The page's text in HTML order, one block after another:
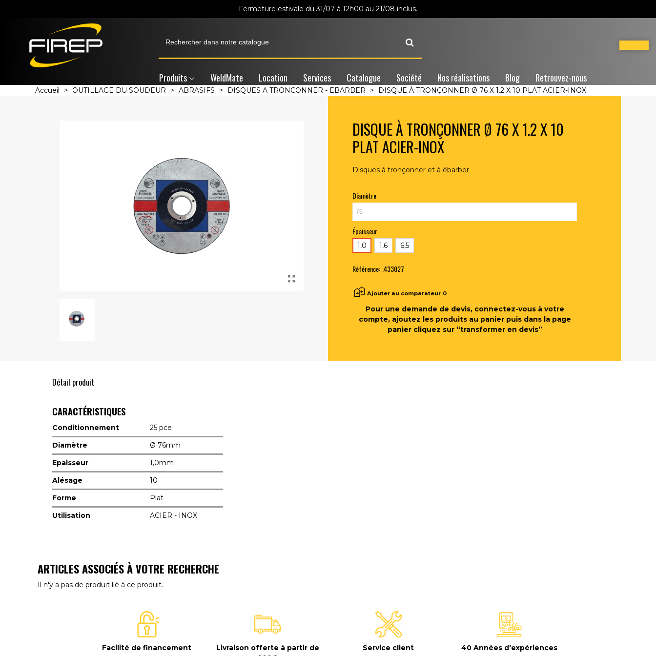
Fermeture estivale du 31/07 à 12h00 au 21/08 inclus.
Produits WeldMate Location Services Catalogue Société Nos réalisations Blog Retrouvez-nous
Accueil > OUTILLAGE DU SOUDEUR > ABRASIFS > DISQUES A TRONCONNER - EBARBER > DISQUE À TRONÇONNER Ø 76 X 1.2 X 10 PLAT ACIER-INOX
DISQUE À TRONÇONNER Ø 76 X 1.2 X 10
PLAT ACIER-INOX
Disques à tronçonner et à ébarber
Diamètre
Épaisseur
1,0 1,6 6,5
Référence: .433027
Ajouter au comparateur 0
Pour une demande de devis, connectez-vous à votre
compte, ajoutez les produits au panier puis dans la page
panier cliquez sur “transformer en devis”
Détail produit
CARACTÉRISTIQUES
Conditionnement
25 pce
Diamètre
Ø 76mm
Epaisseur
1,0mm
Alésage
10
Forme
Plat
Utilisation
ACIER - INOX
ARTICLES ASSOCIÉS À VOTRE RECHERCHE
Il n'y a pas de produit lié à ce produit.
Facilité de financement
Livraison offerte à partir de
Service client 40 Années d'expériences